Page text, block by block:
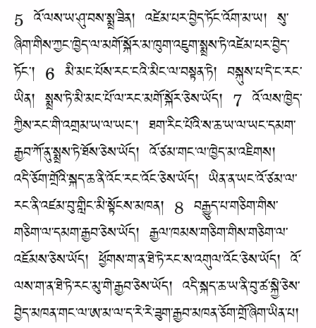
5 འོ་ལས་ཡ་ཤུ་བས་སྨྲ་ཟིན། འཛེམ་པར་བྱེད་ཏོང་འོག་མ་ཡ། སུ་
ཞིག་གིས་ཀྱང་ཁྱེད་ལ་མགོ་སྐོར་མ་ཁུག་འཇུག་སྨྲས་ཏེ་འཛེམ་པར་བྱེད་
ཏོང་། 6 མི་མང་པོས་རང་ངའི་མིང་ལ་བསྟན་ཏེ། བསྐུས་པ་དེ་ང་རང་
ཡིན། སྨྲས་ཏེ་མི་མང་པོ་ལ་རང་མགོ་སྐོར་ཅེས་ཡོད། 7 འོ་ལས་ཁྱེད་
ཀྱིས་རང་གི་འགྲམ་ཡ་ལ་ཡང་། ཐག་རིང་པོའི་ས་ཆ་ཡ་ལ་ཡང་དམག་
རྒྱབ་ཀོ་ནུ་སྨྲས་ཏེ་ཐོས་ཅེས་ཡོད། འོ་ཙམ་གང་ལ་ཁྱེད་མ་འཇིགས།
འདི་ཅོག་གྲོའི་སྐད་ཆ་ནི་འོང་རང་འོང་ཅེས་ཡོད། ཡིན་ན་ཡང་འོ་ཙམ་ལ་
རང་ནི་འཛམ་བུ་གླིང་མི་སྟོངས་མཁན། 8 བརྒྱུད་པ་གཅིག་གིས་
གཅིག་ལ་དམག་རྒྱབ་ཅེས་ཡོད། རྒྱལ་ཁམས་གཅིག་གིས་གཅིག་ལ་
འཇོམས་ཅེས་ཡོད། ཕྱོགས་ག་ན་ཐེ་ཏེ་རང་ས་འགུལ་འོང་ཅེས་ཡོད། འོ་
ལས་ག་ན་ཐེ་ཏེ་རང་མུ་གེ་རྒྱབ་ཅེས་ཡོད། འདི་སྐད་ཆ་ཡ་ནི་བུ་ཚ་སྐྱེ་ཅེས་
བྱེད་མཁན་གང་ལ་ཨ་མ་ལ་ད་རེ་རེ་ཟུག་རྒྱབ་མཁན་ཅོག་གྲོ་ཞིག་ཡིན་པ།